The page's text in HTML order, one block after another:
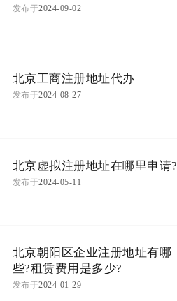
发布于2024-09-02
北京工商注册地址代办
发布于2024-08-27
北京虚拟注册地址在哪里申请?
发布于2024-05-11
北京朝阳区企业注册地址有哪
些?租赁费用是多少?
发布于2024-01-29